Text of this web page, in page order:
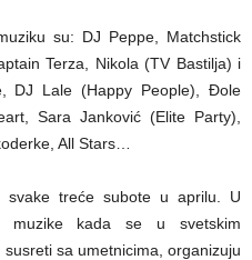
su: DJ Peppe, Matchstick
Terza, Nikola (TV Bastilja) i
DJ Lale (Happy People), Đole
Sara Janković (Elite Party),
All Stars…
svake treće subote u aprilu. U
muzike kada se u svetskim
sa umetnicima, organizuju